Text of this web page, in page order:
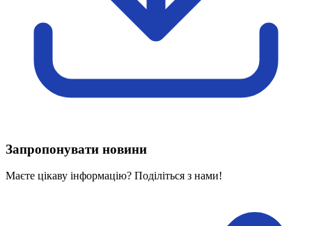
Харківська область
Херсонська область
Хмельницька область
Вивчаємо жестову мову
Дитяча сторінка
Новини про жестову мову
Проєкт "Жестова мова для поліцейських"
Запропонувати новини
Маєте цікаву інформацію? Поділіться з нами!